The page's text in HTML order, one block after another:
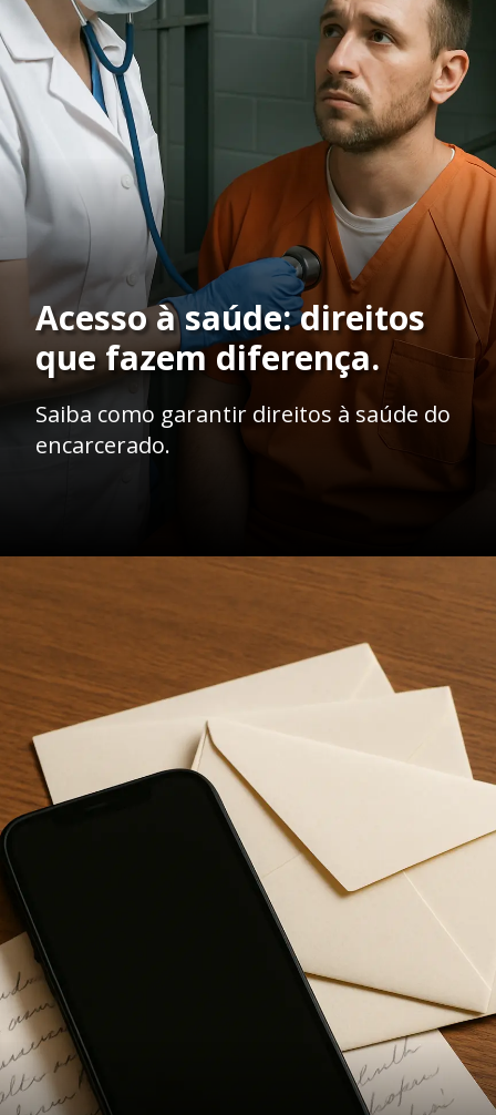
Acesso à saúde: direitos
que fazem diferença.
Saiba como garantir direitos à saúde do
encarcerado.